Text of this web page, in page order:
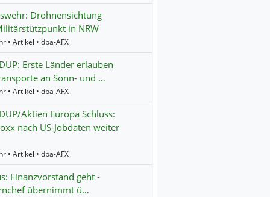
Drohnensichtung
in NRW
• Artikel • dpa-AFX
Erste Länder erlauben
an Sonn- und …
• Artikel • dpa-AFX
Aktien Europa Schluss:
nach US-Jobdaten weiter
• Artikel • dpa-AFX
Finanzvorstand geht -
übernimmt ü…